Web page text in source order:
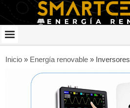
Inicio » Energía renovable » Inversores